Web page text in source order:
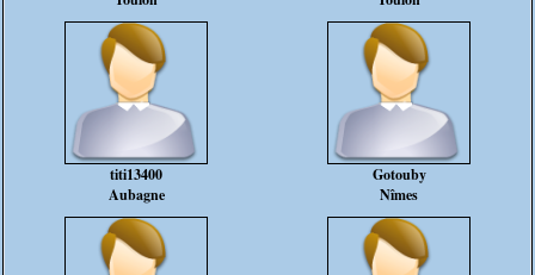
titi13400
Aubagne
Gotouby
Nîmes